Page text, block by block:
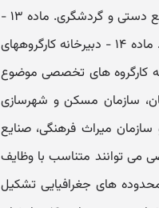
سلامت و امنیت غذایی. ۱۰ ـ کارگروه تخصصی میراث فرهنگی، صنایع دستی و گردشگری. ماده ۱۳ -
اجرای تصمیمات کارگروههای تخصصی منوط به تصویب شورا است. ماده ۱۴ - دبیرخانه کارگروههای
استانداری و دبیرخانه کارگروه های تخصصی موضوع
استان، سازمان مسکن و شهرسازی
میراث فرهنگی، صنایع
۱۵ - کارگروههای تخصصی می توانند متناسب با وظایف
های جغرافیایی تشکیل